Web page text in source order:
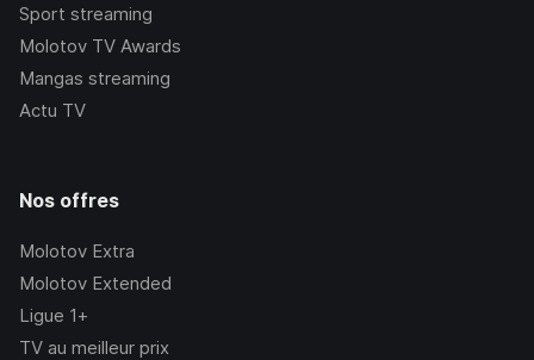
Sport streaming
Molotov TV Awards
Mangas streaming
Actu TV
Nos offres
Molotov Extra
Molotov Extended
Ligue 1+
TV au meilleur prix